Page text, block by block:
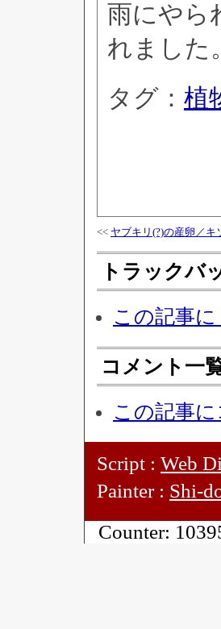
雨にやら
れました。
タグ： 植
<< ヤブキリ(?)の産卵／
トラックバ
この記事
コメント一
この記事
Script : Web
Painter : Shi-
Counter: